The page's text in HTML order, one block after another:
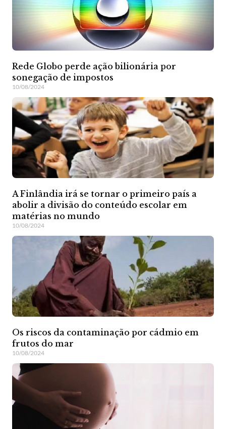
Rede Globo perde ação bilionária por
sonegação de impostos
10/08/2024
A Finlândia irá se tornar o primeiro país a
abolir a divisão do conteúdo escolar em
matérias no mundo
10/08/2024
Os riscos da contaminação por cádmio em
frutos do mar
10/08/2024